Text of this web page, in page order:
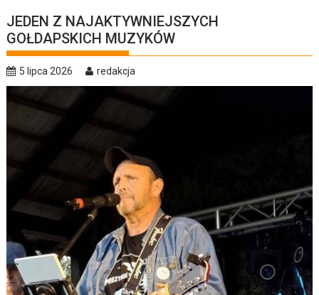
JEDEN Z NAJAKTYWNIEJSZYCH
GOŁDAPSKICH MUZYKÓW
5 lipca 2026 redakcja